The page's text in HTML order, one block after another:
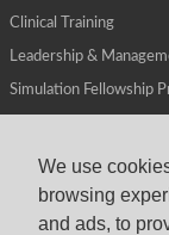
We use
browsing
and ads, to
Clinical Training
Leadership &
Simulation Fellowship
ALPS for Health
ALPS for Health